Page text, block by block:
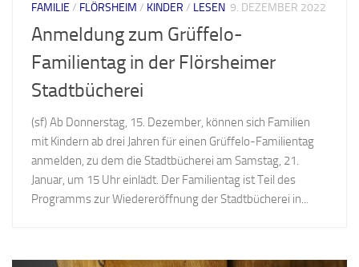
FAMILIE / FLÖRSHEIM / KINDER / LESEN 9. DEZEMBER 2022
Anmeldung zum Grüffelo-
Familientag in der Flörsheimer
Stadtbücherei
(sf) Ab Donnerstag, 15. Dezember, können sich Familien
mit Kindern ab drei Jahren für einen Grüffelo-Familientag
anmelden, zu dem die Stadtbücherei am Samstag, 21.
Januar, um 15 Uhr einlädt. Der Familientag ist Teil des
Programms zur Wiedereröffnung der Stadtbücherei in...